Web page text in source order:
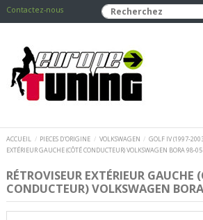
Contactez-nous
ACCUEIL PIECES D'ORIGINE VOLKSWAGEN GOLF IV (1997-
EXTÉRIEUR GAUCHE (CÔTÉ CONDUCTEUR) VOLKSWAGEN BORA 98-05
RÉTROVISEUR EXTÉRIEUR GAUCHE
CONDUCTEUR) VOLKSWAGEN